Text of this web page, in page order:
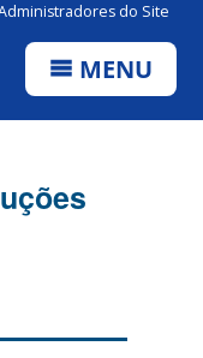
do Site
MENU